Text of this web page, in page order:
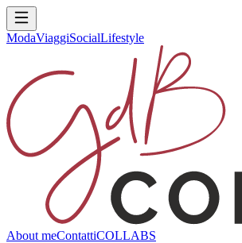
ModaViaggiSocialLifestyle
About meContattiCOLLABS